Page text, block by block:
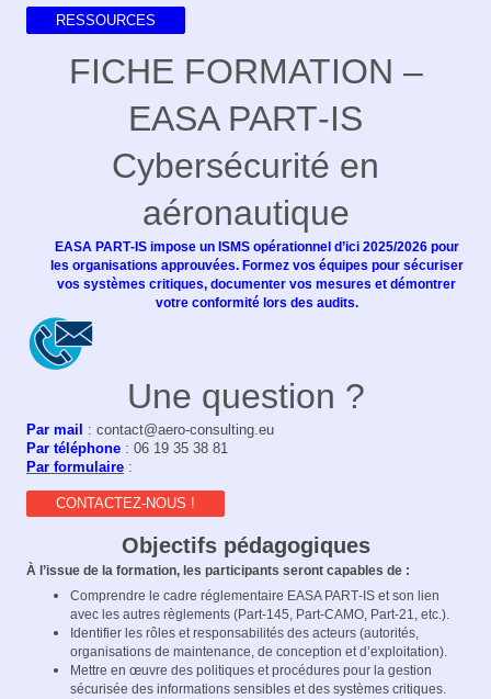
RESSOURCES
FICHE FORMATION –
EASA PART‑IS
Cybersécurité en
aéronautique
EASA PART‑IS impose un ISMS opérationnel d’ici 2025/2026 pour
les organisations approuvées. Formez vos équipes pour sécuriser
vos systèmes critiques, documenter vos mesures et démontrer
votre conformité lors des audits.
Une question ?
Par mail : contact@aero-consulting.eu
Par téléphone : 06 19 35 38 81
Par formulaire :
CONTACTEZ-NOUS !
Objectifs pédagogiques
À l’issue de la formation, les participants seront capables de :
Comprendre le cadre réglementaire EASA PART‑IS et son lien
avec les autres règlements (Part‑145, Part‑CAMO, Part‑21, etc.).​
Identifier les rôles et responsabilités des acteurs (autorités,
organisations de maintenance, de conception et d’exploitation).​
Mettre en œuvre des politiques et procédures pour la gestion
sécurisée des informations sensibles et des systèmes critiques.​